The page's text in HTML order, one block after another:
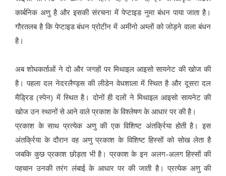
कार्बनिक अणु है और इसकी संरचना में पेप्टाइड नुमा बंधन पाया जाता है।
गौरतलब है कि पेप्टाइड बंधन प्रोटीन में अमीनो अम्लों को जोड़ने वाला बंधन
है।
अब शोधकर्ताओं ने दो और जगहों पर मिथाइल आइसो सायनेट की खोज की
है। पहला दल नेदरलैण्ड्स की लीडेन वेधशाला में स्थित है और दूसरा दल
मैड्रिड (स्पेन) में स्थित है। दोनों ही दलों ने मिथाइल आइसो सायनेट की
खोज उन स्थानों से आने वाले प्रकाश के विश्लेषण के आधार पर की है।
प्रकाश के साथ प्रत्येक अणु की एक विशिष्ट अंतर्क्रिया होती है। इस
अंतर्क्रिया के दौरान वह अणु प्रकाश के विशिष्ट हिस्सों को सोख लेता है
जबकि कुछ प्रकाश छोड़ता भी है। प्रकाश के इन अलग-अलग हिस्सों की
पहचान उनकी तरंग लंबाई के आधार पर की जाती है। प्रत्येक अणु की